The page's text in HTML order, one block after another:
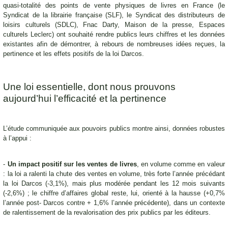
quasi-totalité des points de vente physiques de livres en France (le
Syndicat de la librairie française (SLF), le Syndicat des distributeurs de
loisirs culturels (SDLC), Fnac Darty, Maison de la presse, Espaces
culturels Leclerc) ont souhaité rendre publics leurs chiffres et les données
existantes afin de démontrer, à rebours de nombreuses idées reçues, la
pertinence et les effets positifs de la loi Darcos.
Une loi essentielle, dont nous prouvons
aujourd’hui l’efficacité et la pertinence
L’étude communiquée aux pouvoirs publics montre ainsi, données robustes
à l’appui :
- Un impact positif sur les ventes de livres, en volume comme en valeur
: la loi a ralenti la chute des ventes en volume, très forte l’année précédant
la loi Darcos (-3,1%), mais plus modérée pendant les 12 mois suivants
(-2,6%) ; le chiffre d’affaires global reste, lui, orienté à la hausse (+0,7%
l’année post- Darcos contre + 1,6% l’année précédente), dans un contexte
de ralentissement de la revalorisation des prix publics par les éditeurs.